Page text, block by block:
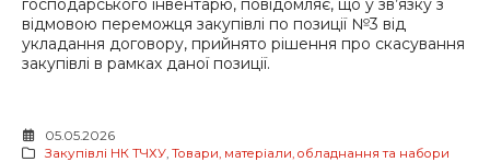
господарського інвентарю, повідомляє, що у зв’язку з
відмовою переможця закупівлі по позиції №3 від
укладання договору, прийнято рішення про скасування
закупівлі в рамках даної позиції.
05.05.2026
Закупівлі НК ТЧХУ, Товари, матеріали, обладнання та набори